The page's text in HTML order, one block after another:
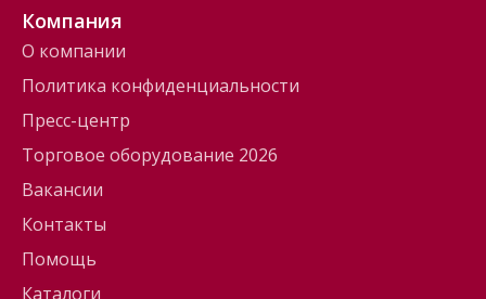
Компания
О компании
Политика конфиденциальности
Пресс-центр
Торговое оборудование 2026
Вакансии
Контакты
Помощь
Каталоги